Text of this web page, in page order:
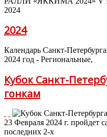
2024
2024
Календарь Санкт-
2024 год - Региональные,
Кубок Санкт-
гонкам
23 Февраля 2024 г. пройдет
последних 2-х